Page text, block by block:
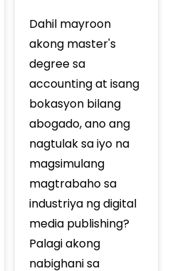
Dahil mayroon
akong master's
degree sa
accounting at isang
bokasyon bilang
abogado, ano ang
nagtulak sa iyo na
magsimulang
magtrabaho sa
industriya ng digital
media publishing?
Palagi akong
nabighani sa